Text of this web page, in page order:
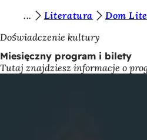
Przejdź do treści
e
s
t
Literatura
Dom
Doświadczenie kultury
Miesięczny program i bilety
Tutaj znajdziesz informacje o